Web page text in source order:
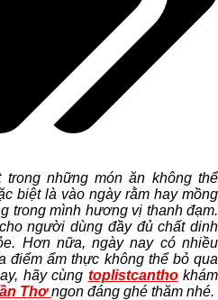
những món ăn không thể
biệt là vào ngày rằm hay mồng
trong mình hương vị thanh đạm.
người dùng đầy đủ chất dinh
Hơn nữa, ngày nay có nhiều
điểm ẩm thực không thể bỏ qua
hãy cùng toplistcanthokhám
Thơngon đáng ghé thăm nhé.